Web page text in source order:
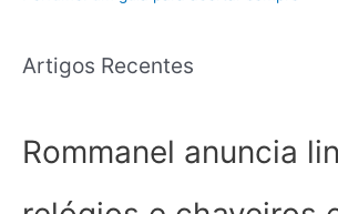
Artigos Recentes
Rommanel anuncia